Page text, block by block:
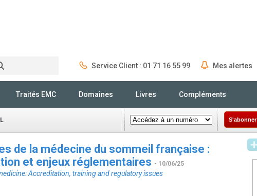
Service Client : 01 71 16 55 99 Mes alertes
Traités EMC Domaines Livres Compléments
S'abonner
de la médecine du sommeil française :
et enjeux réglementaires - 10/06/25
Accreditation, training and regulatory issues